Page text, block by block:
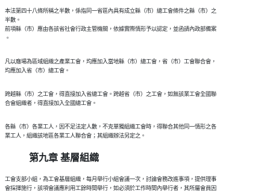
  本法第四十八條所稱之半數，係指同一省區內具有成立縣（市）總工會條件之縣（市）之
  半數。
  前項縣（市）應由各該省社會行政主管機關，依據實際情形予以認定，並函請內政部備案
  凡以廠場為區域組織之產業工會，均應加入當地縣（市）總工會，省（市）工會聯合會，
  跨越縣（市）之工會，得直接加入省總工會。跨越省（市）之工會，如無該業工會全國聯
  各縣（市）各業工人，因不足法定人數，不克單獨組織工會時，得聯合其他同一情形之各
第九章 基層組織
  工會支部小組，為工會基層組織，每月舉行小組會議一次，討論會務改進事項，提供理事
  會採擇施行，該項會議應利用工餘時間舉行，如必須於工作時間內舉行者，其所屬會員因